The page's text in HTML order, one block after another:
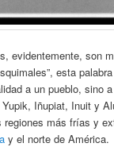
evidentemente, son
esta
a un pueblo, sino
Iñupiat, Inuit y
regiones más frías y
y el norte de América.